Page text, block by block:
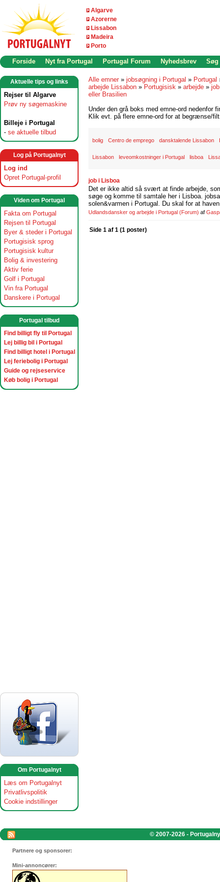
Algarve
Azorerne
Lissabon
Madeira
Porto
Forside Nyt fra Portugal Portugal Forum Nyhedsbrev Søg
Aktuelle tips og links
Rejser til Algarve
Prøv ny søgemaskine
Billeje i Portugal
- se aktuelle tilbud
Log på Portugalnyt
Log ind
Opret Portugal-profil
Viden om Portugal
Fakta om Portugal
Rejsen til Portugal
Byer & steder i Portugal
Portugisisk sprog
Portugisisk kultur
Bolig & investering
Aktiv ferie
Golf i Portugal
Vin fra Portugal
Danskere i Portugal
Portugal tilbud
Find billigt fly til Portugal
Lej billig bil i Portugal
Find billigt hotel i Portugal
Lej feriebolig i Portugal
Guide og rejseservice
Køb bolig i Portugal
Om Portugalnyt
Læs om Portugalnyt
Privatlivspolitik
Cookie indstillinger
Alle emner » jobsøgning i Portugal » Portugal
arbejde Lissabon » Portugisisk » arbejde »
eller Brasilien
Under den grå boks med emne-ord nedenfor
Klik evt. på flere emne-ord for at begrænse/
bolig Centro de emprego dansktalende Lissabon
Lissabon leveomkostninger i Portugal lisboa
job i Lisboa
Det er ikke altid så svært at finde arbejde,
søge og komme til samtale her i Lisboa.
solen&varmen i Portugal. Du skal for at
Udlandsdansker og arbejde i Portugal (Forum) af
Side 1 af 1 (1 poster)
© 2007-2026 -
Partnere og sponsorer:
Mini-annoncører: